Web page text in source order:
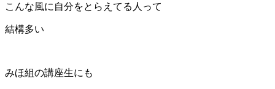
こんな風に自分をとらえてる人って
結構多い
みほ組の講座生にも